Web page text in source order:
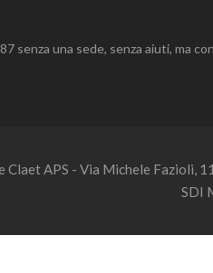
senza una sede, senza aiuti, ma
Claet APS - Via Michele Fazioli,
SDI